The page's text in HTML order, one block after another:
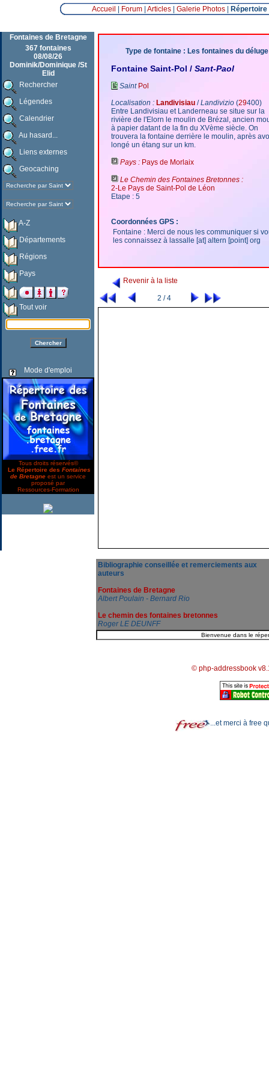
Accueil Forum| Articles| Galerie Photos|
Fontaines de Bretagne
367 fontaines
08/08/26
Dominik/Dominique /St
Elid
Rechercher
Légendes
Calendrier
Au hasard...
Liens externes
Geocaching
A-Z
Départements
Régions
Pays
Tout voir
Mode d'emploi
Tous droits réservés©
Le Répertoire des Fontaines
de Bretagne est un service
proposé par
Ressources-Formation
Type de fontaine : Les fontaines du déluge
Fontaine Saint-Pol / Sant-Paol
Saint Pol
Localisation : Landivisiau /Landivizio (29400)
Entre Landivisiau et Landerneau se situe sur la
rivière de l'Elorn le moulin de Brézal, ancien
à papier datant de la fin du XVème siècle. On
trouvera la fontaine derrière le moulin, après
longé un étang sur un km.
Pays : Pays de Morlaix
Le Chemin des Fontaines Bretonnes :
2-Le Pays de Saint-Pol de Léon
Etape : 5
Coordonnées GPS :
Fontaine : Merci de nous les communiquer si
les connaissez à lassalle [at] altern [point] org
Revenir à la liste
2 / 4
Bibliographie conseillée et remerciements aux
auteurs
Fontaines de Bretagne
Albert Poulain - Bernard Rio
Le chemin des fontaines bretonnes
Roger LE DEUNFF
© php-addressbook
...et merci à free